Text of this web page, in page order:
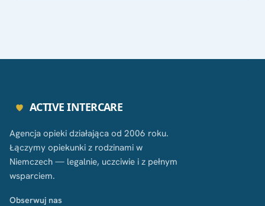
ACTIVE INTERCARE
Agencja opieki działająca od 2006 roku.
Łączymy opiekunki z rodzinami w
Niemczech — legalnie, uczciwie i z pełnym
wsparciem.
Obserwuj nas